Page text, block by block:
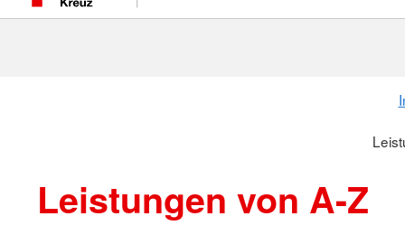
Leistungen von A-Z